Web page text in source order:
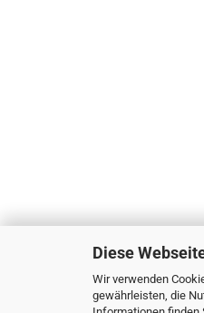
Diese
Wir verwenden
gewährleisten, die